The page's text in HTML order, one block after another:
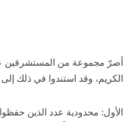
أصرّ مجموعة من المستشرقين
الكريم، وقد استندوا في ذلك
الأول: محدودية عدد الذين